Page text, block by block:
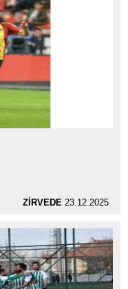
ZİRVEDE23.12.2025